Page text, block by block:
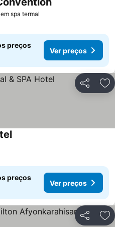
spa termal
preços
Ver preços
Partilhar
preços
Ver preços
Partilhar